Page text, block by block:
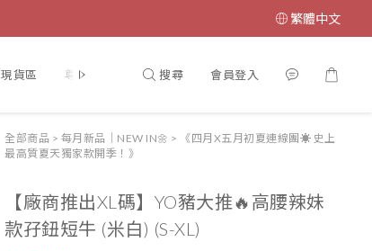
繁體中文
現貨區 尊寵計劃♥VIP 【門市開放時間🎏】 【
搜尋 會員登入
全部商品 > 每月新品｜NEW IN🌼 >
《四月X五月初夏連線團☀️ 史上
最高質夏天獨家款開季！》
【廠商推出XL碼】YO豬大推🔥高腰辣妹
款孖鈕短牛 (米白) (S-XL)